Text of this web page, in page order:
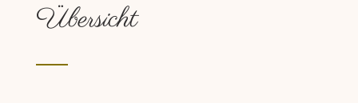
Übersicht